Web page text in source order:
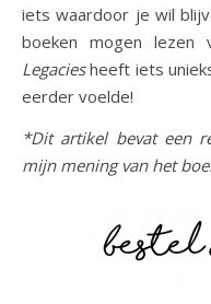
iets waardoor je wil
boeken mogen lezen
Legaciesheeft iets
eerder voelde!
*Dit artikel bevat een
mijn mening van het